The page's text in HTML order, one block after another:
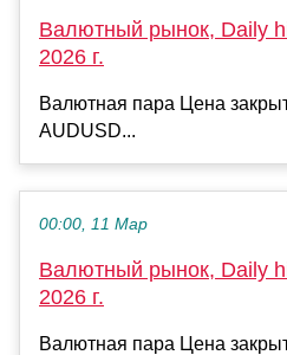
Валютный рынок, Daily
2026 г.
Валютная пара Цена
AUDUSD...
00:00, 11 Мар
Валютный рынок, Daily
2026 г.
Валютная пара Цена